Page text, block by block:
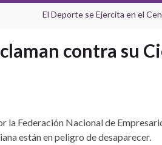
El Deporte se Ejercita en el
contra su
Federación Nacional de
están en peligro de desaparecer.